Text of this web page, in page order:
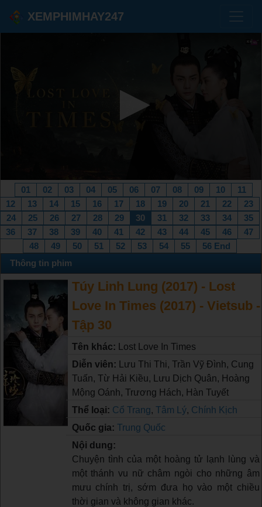
XEMPHIMHAY247
01 02 03 04 05 06 07 08 09 10
11
12
13 14 15 16 17 18 19 20 21 22
23
24
25 26 27 28 29 30 31 32 33 34
35
36
37 38 39 40 41 42 43 44 45 46
47
48
49 50 51 52 53 54 55
56 End
Thông tin phim
Túy Linh Lung (2017) - Lost
Love In Times (2017) - Vietsub -
Tập 30
Tên khác:
Lost Love In Times
Diễn viên:
Lưu Thi Thi, Trần Vỹ Đình, Cung
Tuấn, Từ Hải Kiều, Lưu Dịch Quân, Hoàng
Mộng Oánh, Trương Hách, Hàn Tuyết
Thể loại: Cổ Trang, Tâm Lý, Chính Kịch
Quốc gia: Trung Quốc
Nội dung:
Chuyện tình của một hoàng tử lạnh lùng và
một thánh vu nữ châm ngòi cho những âm
mưu chính trị, sớm đưa họ vào một chiều
thời gian và không gian khác.